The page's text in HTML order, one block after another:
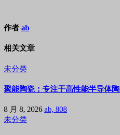
作者 ab
相关文章
未分类
聚能陶瓷：专注于高性能半导体
8 月 8, 2026 ab, 808
未分类